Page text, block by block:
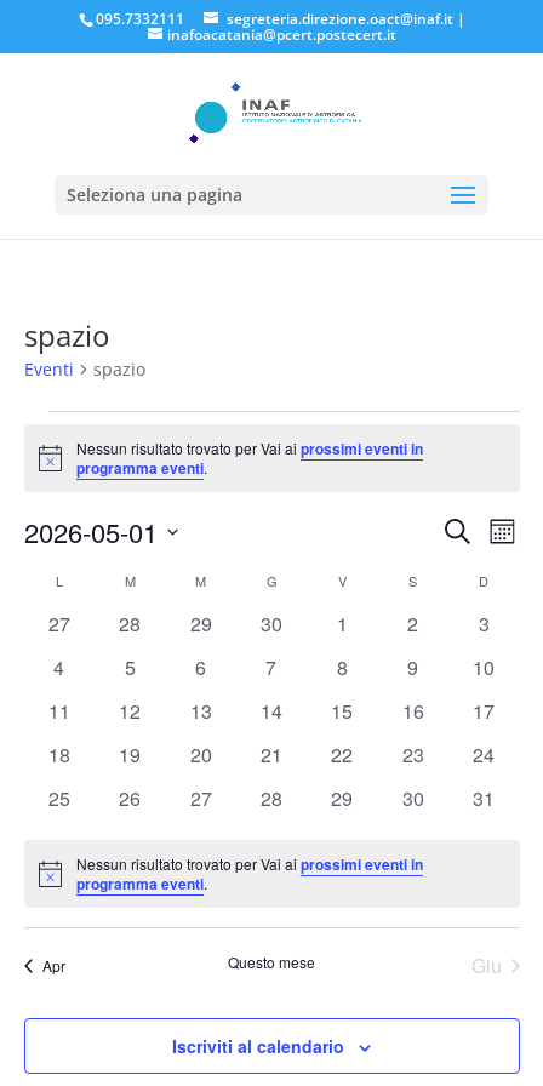
095.7332111 segreteria.direzione.oact@inaf.it|
inafoacatania@pcert.postecert.it
Seleziona una pagina
spazio
Eventi spazio
Eventi
Notice
Nessun risultato trovato per Vai aiprossimi eventi in
programma eventi.
Eventi
viste
CercaMese
2026-05-01
data.
Calendario
di
L MMARTEDÌ M MERCOLEDÌ
G VVENERDÌ S D
0
27
0
28
0
29
0
30
0
1
0
2
0
3
0
4
0
5
0
6
0
7
0
8
0
9
0
10
0
11
0
12
0
13
0
14
0
15
0
16
0
17
0
18
0
19
0
20
0
21
0
22
0
23
0
24
0
25
0
26
0
27
0
28
0
29
0
30
0
31
Notice
Nessun risultato trovato per Vai aiprossimi eventi in
programma eventi.
Apr Questo mese Giu
Iscriviti al calendario